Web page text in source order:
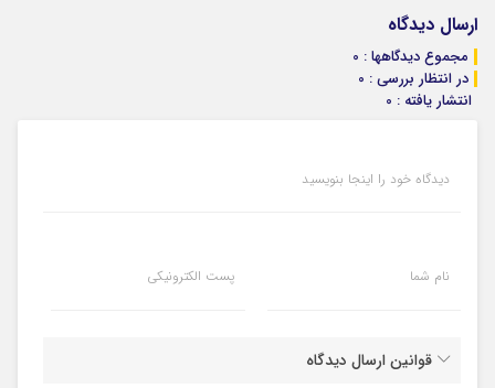
ارسال دیدگاه
مجموع دیدگاهها : 0
در انتظار بررسی : 0
انتشار یافته : 0
دیدگاه خود را اینجا بنویسید
نام شما پست الکترونیکی
قوانین ارسال دیدگاه